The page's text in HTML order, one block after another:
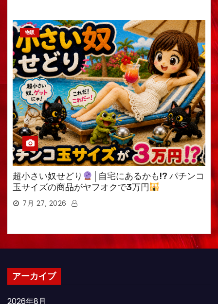
物販
超小さい奴せどり
│自宅にあるかも!? パチンコ
玉サイズの商品がヤフオクで3万円
7月 27, 2026
アーカイブ
2026年8月